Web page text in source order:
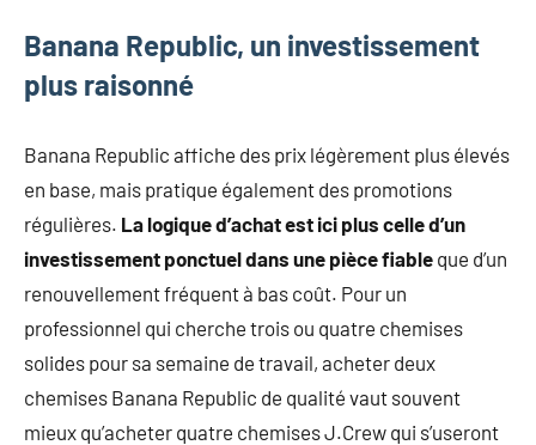
Banana Republic, un investissement
plus raisonné
Banana Republic affiche des prix légèrement plus élevés
en base, mais pratique également des promotions
régulières. La logique d’achat est ici plus celle d’un
investissement ponctuel dans une pièce fiable que d’un
renouvellement fréquent à bas coût. Pour un
professionnel qui cherche trois ou quatre chemises
solides pour sa semaine de travail, acheter deux
chemises Banana Republic de qualité vaut souvent
mieux qu’acheter quatre chemises J.Crew qui s’useront